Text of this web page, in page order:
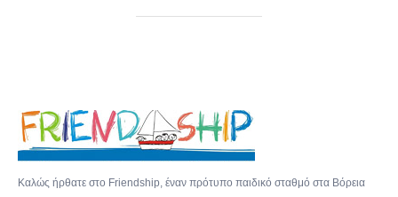
Καλώς ήρθατε στο Friendship, έναν πρότυπο παιδικό σταθμό στα Βόρεια